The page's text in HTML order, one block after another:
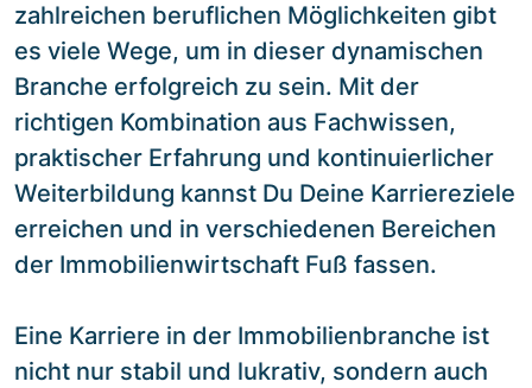
zahlreichen beruflichen Möglichkeiten gibt
es viele Wege, um in dieser dynamischen
Branche erfolgreich zu sein. Mit der
richtigen Kombination aus Fachwissen,
praktischer Erfahrung und kontinuierlicher
Weiterbildung kannst Du Deine Karriereziele
erreichen und in verschiedenen Bereichen
der Immobilienwirtschaft Fuß fassen.
Eine Karriere in der Immobilienbranche ist
nicht nur stabil und lukrativ, sondern auch